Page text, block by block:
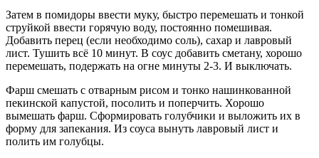
Затем в помидоры ввести муку, быстро перемешать и тонкой
струйкой ввести горячую воду, постоянно помешивая.
Добавить перец (если необходимо соль), сахар и лавровый
лист. Тушить всё 10 минут. В соус добавить сметану, хорошо
перемешать, подержать на огне минуты 2-3. И выключать.
Фарш смешать с отварным рисом и тонко нашинкованной
пекинской капустой, посолить и поперчить. Хорошо
вымешать фарш. Сформировать голубчики и выложить их в
форму для запекания. Из соуса вынуть лавровый лист и
полить им голубцы.